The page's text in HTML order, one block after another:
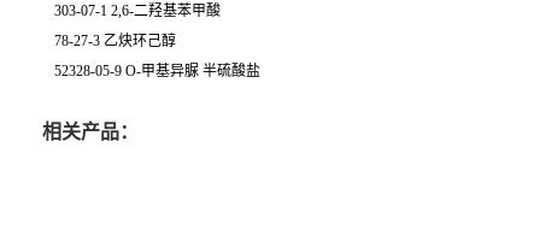
303-07-1 2,6-二羟基苯甲酸
78-27-3 乙炔环己醇
52328-05-9 O-甲基异脲 半硫酸盐
相关产品：